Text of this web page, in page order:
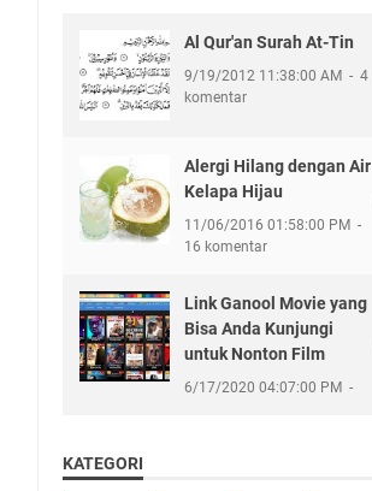
Al Qur'an Surah At-Tin
9/19/2012 11:38:00 AM
4
komentar
Alergi Hilang dengan Air
Kelapa Hijau
11/06/2016 01:58:00 PM
16 komentar
Link Ganool Movie yang
Bisa Anda Kunjungi
untuk Nonton Film
6/17/2020 04:07:00 PM
KATEGORI